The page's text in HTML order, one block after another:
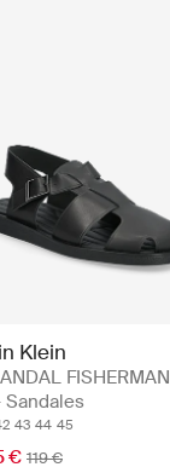
Klein
FISHERMAN
Sandales
43 44 45
€ 119 €